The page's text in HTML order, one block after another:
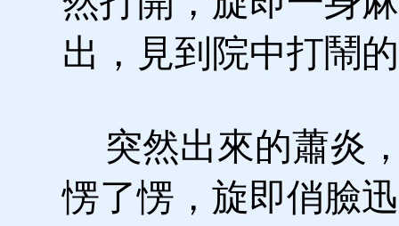
出，見到院中打鬧
突然出來的蕭炎
愣了愣，旋即俏臉